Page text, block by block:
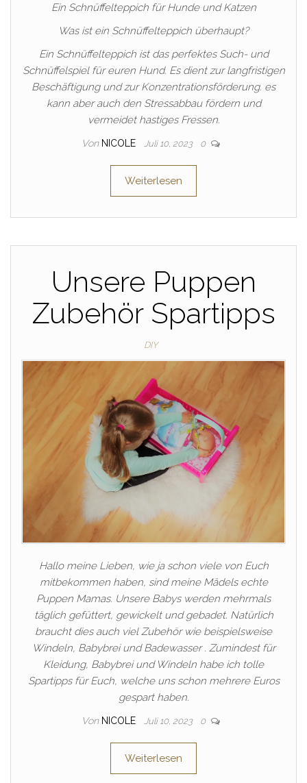
Ein Schnüffelteppich für Hunde und Katzen
Was ist ein Schnüffelteppich überhaupt?
Ein Schnüffelteppich ist das perfektes Such- und
Schnüffelspiel für euren Hund. Es dient zur langfristigen
Beschäftigung und zur Konzentrationsförderung. es
kann aber auch den Stressabbau fördern und
vermeidet hastiges Fressen.
Von NICOLE Juli 10, 2023 0
Weiterlesen
Unsere Puppen
Zubehör Spartipps
DIY
Hallo meine Lieben, wie ja schon viele von Euch
mitbekommen haben, sind meine Mädels echte
Puppen Mamas. Unsere Babys werden mehrmals
täglich gefüttert, gewickelt und gebadet. Natürlich
braucht dies auch viel Zubehör wie beispielsweise
Windeln, Babybrei und Badewasser . Zumindest für
Kleidung, Babybrei und Windeln habe ich tolle
Spartipps für Euch, welche uns schon mehrere Euros
gespart haben.
Von NICOLE Juli 10, 2023 0
Weiterlesen